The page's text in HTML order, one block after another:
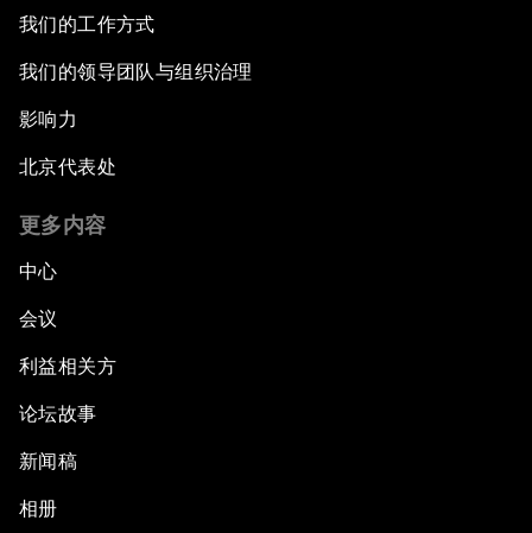
我们的工作方式
我们的领导团队与组织治理
影响力
北京代表处
更多内容
中心
会议
利益相关方
论坛故事
新闻稿
相册